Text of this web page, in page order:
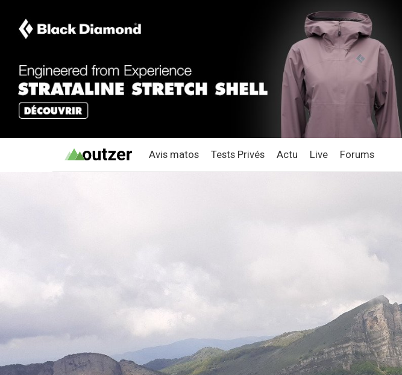
Avis matos Tests Privés Actu Live Forums